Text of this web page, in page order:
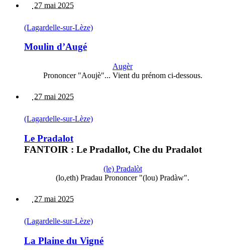
27 mai 2025
(Lagardelle-sur-Lèze)
Moulin d’Augé
Augèr
Prononcer "Aoujè"... Vient du prénom ci-dessous.
27 mai 2025
(Lagardelle-sur-Lèze)
Le Pradalot
FANTOIR : Le Pradallot, Che du Pradalot
(le) Pradalòt
(lo,eth) Pradau Prononcer "(lou) Pradàw".
27 mai 2025
(Lagardelle-sur-Lèze)
La Plaine du Vigné